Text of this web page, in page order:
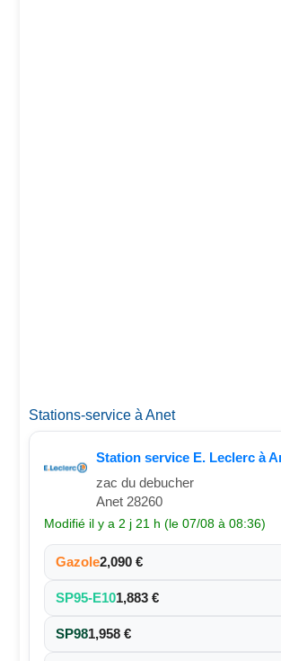
Stations-service à Anet
Station service E. Leclerc à
zac du debucher
Anet 28260
Modifié il y a 2 j 21 h (le 07/08 à 08:36)
Gazole2,090 €
SP95-E101,883 €
SP981,958 €